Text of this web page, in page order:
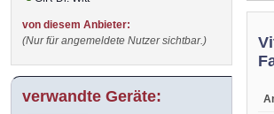
von diesem Anbieter:
(Nur für angemeldete Nutzer sichtbar.)
verwandte Geräte: